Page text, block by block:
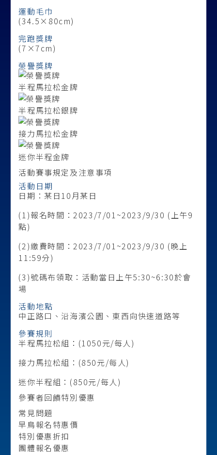
運動毛巾
(34.5×80cm)
完跑獎牌
(7×7cm)
榮譽獎牌
半程馬拉松金牌
半程馬拉松銀牌
接力馬拉松金牌
迷你半程金牌
活動賽事規定及注意事項
活動日期
日期：某日10月某日
(1)報名時間：2023/7/01~2023/9/30 (上午9
點)
(2)繳費時間：2023/7/01~2023/9/30 (晚上
11:59分)
(3)號碼布領取：活動當日上午5:30~6:30於會
場
活動地點
中正路口、沿海濱公園、東西向快速道路等
參賽規則
半程馬拉松組：(1050元/每人)
接力馬拉松組：(850元/每人)
迷你半程組：(850元/每人)
參賽者回饋特別優惠
常見問題
早鳥報名特惠價
特別優惠折扣
團體報名優惠